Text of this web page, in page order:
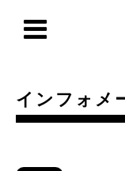
インフォメ